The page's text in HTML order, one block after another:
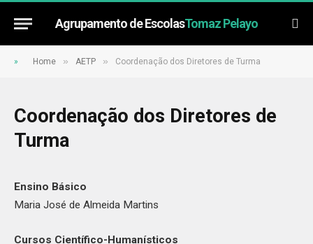
Agrupamento de EscolasTomaz Pelayo
» Home » AETP » Coordenação dos Diretores de Turma
Coordenação dos Diretores de
Turma
Ensino Básico
Maria José de Almeida Martins
Cursos Científico-Humanísticos